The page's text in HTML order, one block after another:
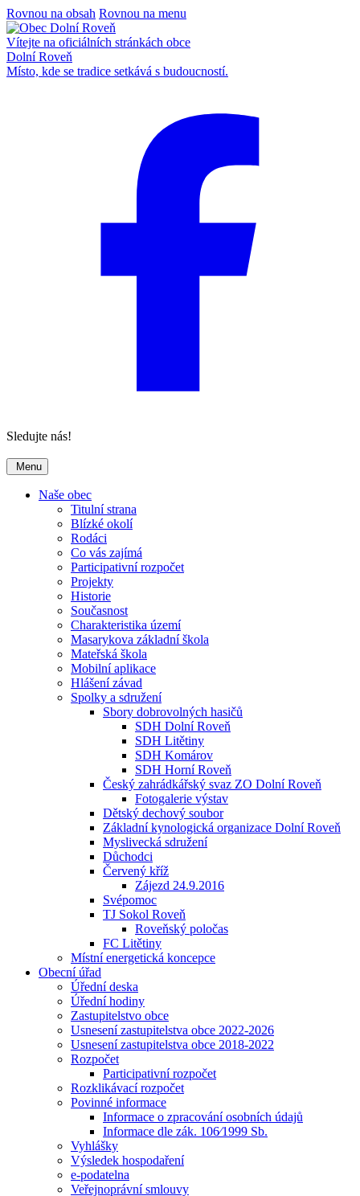
Rovnou na obsah Rovnou na menu
Vítejte na oficiálních stránkách obce
Dolní Roveň
Místo, kde se tradice setkává s budoucností.
Sledujte nás!
Menu
Naše obec
Titulní strana
Blízké okolí
Rodáci
Co vás zajímá
Participativní rozpočet
Projekty
Historie
Současnost
Charakteristika území
Masarykova základní škola
Mateřská škola
Mobilní aplikace
Hlášení závad
Spolky a sdružení
Sbory dobrovolných hasičů
SDH Dolní Roveň
SDH Litětiny
SDH Komárov
SDH Horní Roveň
Český zahrádkářský svaz ZO Dolní Roveň
Fotogalerie výstav
Dětský dechový soubor
Základní kynologická organizace Dolní Roveň
Myslivecká sdružení
Důchodci
Červený kříž
Zájezd 24.9.2016
Svépomoc
TJ Sokol Roveň
Roveňský poločas
FC Litětiny
Místní energetická koncepce
Obecní úřad
Úřední deska
Úřední hodiny
Zastupitelstvo obce
Usnesení zastupitelstva obce 2022-2026
Usnesení zastupitelstva obce 2018-2022
Rozpočet
Participativní rozpočet
Rozklikávací rozpočet
Povinné informace
Informace o zpracování osobních údajů
Informace dle zák. 106⁄1999 Sb.
Vyhlášky
Výsledek hospodaření
e-podatelna
Veřejnoprávní smlouvy